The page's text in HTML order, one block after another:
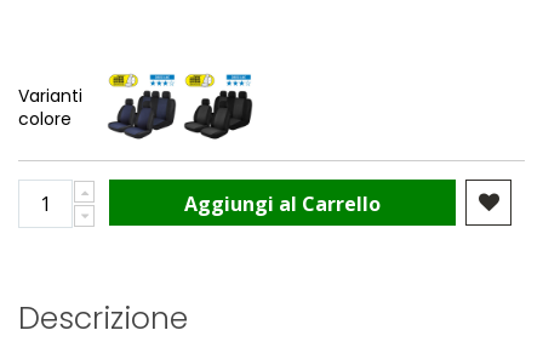
Varianti
colore
Aggiungi al Carrello
Descrizione